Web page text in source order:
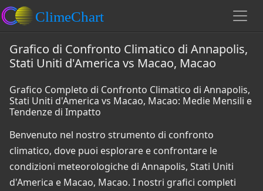
Grafico di Confronto Climatico di Annapolis,
Stati Uniti d'America vs Macao, Macao
Grafico Completo di Confronto Climatico di Annapolis,
Stati Uniti d'America vs Macao, Macao: Medie Mensili e
Tendenze di Impatto
Benvenuto nel nostro strumento di confronto
climatico, dove puoi esplorare e confrontare le
condizioni meteorologiche di Annapolis, Stati Uniti
d'America e Macao, Macao. I nostri grafici completi